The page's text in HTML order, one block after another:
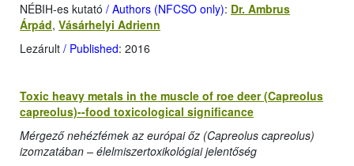
NÉBIH-es kutató / Authors (NFCSO only): Dr. Ambrus
Árpád, Vásárhelyi Adrienn
Lezárult / Published: 2016
Toxic heavy metals in the muscle of roe deer (Capreolus
capreolus)--food toxicological significance
Mérgező nehézfémek az európai őz (Capreolus capreolus)
izomzatában – élelmiszertoxikológiai jelentőség